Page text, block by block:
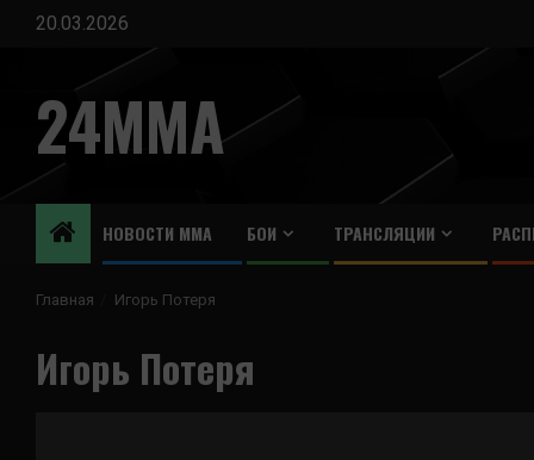
Перейти
содержимому
20.03.2026
24MMA
НОВОСТИ ММА БОИ ТРАНСЛЯЦИИ
Главная Игорь Потеря
Игорь Потеря